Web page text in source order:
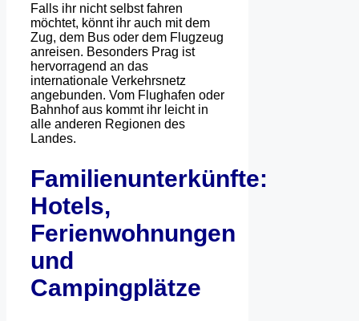
Falls ihr nicht selbst fahren
möchtet, könnt ihr auch mit dem
Zug, dem Bus oder dem Flugzeug
anreisen. Besonders Prag ist
hervorragend an das
internationale Verkehrsnetz
angebunden. Vom Flughafen oder
Bahnhof aus kommt ihr leicht in
alle anderen Regionen des
Landes.
Familienunterkünfte:
Hotels,
Ferienwohnungen
und
Campingplätze